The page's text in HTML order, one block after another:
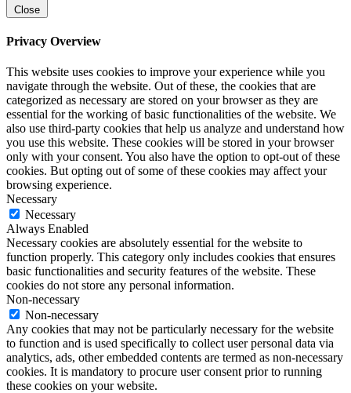
Close
Privacy Overview
This website uses cookies to improve your experience while you
navigate through the website. Out of these, the cookies that are
categorized as necessary are stored on your browser as they are
essential for the working of basic functionalities of the website. We
also use third-party cookies that help us analyze and understand how
you use this website. These cookies will be stored in your browser
only with your consent. You also have the option to opt-out of these
cookies. But opting out of some of these cookies may affect your
browsing experience.
Necessary
Necessary
Always Enabled
Necessary cookies are absolutely essential for the website to
function properly. This category only includes cookies that ensures
basic functionalities and security features of the website. These
cookies do not store any personal information.
Non-necessary
Non-necessary
Any cookies that may not be particularly necessary for the website
to function and is used specifically to collect user personal data via
analytics, ads, other embedded contents are termed as non-necessary
cookies. It is mandatory to procure user consent prior to running
these cookies on your website.